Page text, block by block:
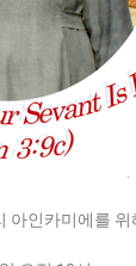
아인카미에를 위